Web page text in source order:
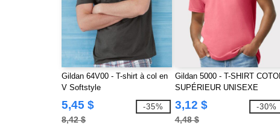
Gildan 64V00 - T-shirt à col en
V Softstyle
5,45 $
8,42 $
-35%
Gildan 5000 - T-SHIRT
SUPÉRIEUR UNISEXE
3,12 $
4,48 $
-30%